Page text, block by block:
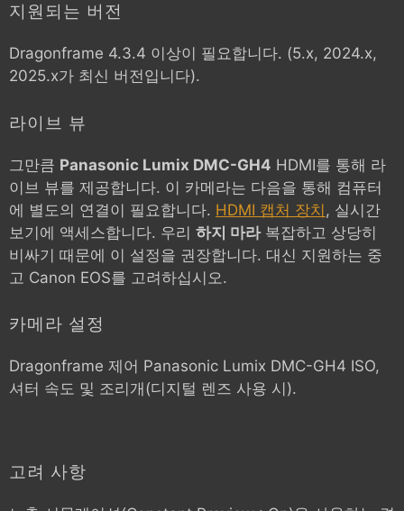
지원되는 버전
Dragonframe 4.3.4 이상이 필요합니다. (5.x, 2024.x,
2025.x가 최신 버전입니다).
라이브 뷰
그만큼 Panasonic Lumix DMC-GH4 HDMI를 통해 라
이브 뷰를 제공합니다. 이 카메라는 다음을 통해 컴퓨터
에 별도의 연결이 필요합니다. HDMI 캡처 장치 , 실시간
보기에 액세스합니다. 우리 하지 마라복잡하고 상당히
비싸기 때문에 이 설정을 권장합니다. 대신 지원하는 중
고 Canon EOS를 고려하십시오.
카메라 설정
Dragonframe 제어 Panasonic Lumix DMC-GH4 ISO,
셔터 속도 및 조리개(디지털 렌즈 사용 시).
고려 사항